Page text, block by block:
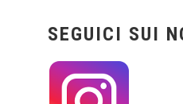
SEGUICI SUI